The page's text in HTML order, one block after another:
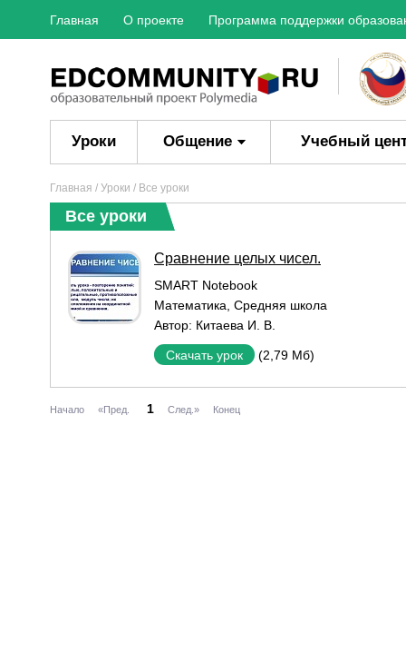
Главная О проекте Программа поддержки
Уроки Общение Учебный
Главная / Уроки / Все уроки
Все уроки
Сравнение целых чисел.
SMART Notebook
Математика Средняя школа
Автор: Китаева И. В.
Скачать урок (2,79 Мб)
Начало «Пред. 1 След.» Конец